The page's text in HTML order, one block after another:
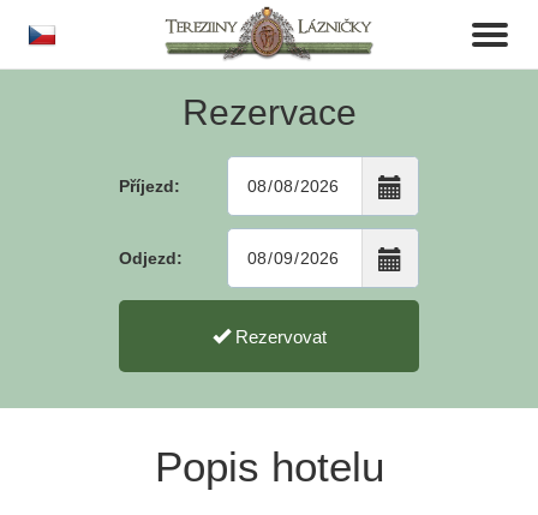
Toggle
Rezervace
Příjezd:
Odjezd:
Rezervovat
Popis hotelu